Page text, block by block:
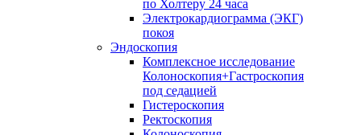
по Холтеру 24 часа
Электрокардиограмма (ЭКГ)
покоя
Эндоскопия
Комплексное исследование
Колоноскопия+Гастроскопия
под седацией
Гистероскопия
Ректоскопия